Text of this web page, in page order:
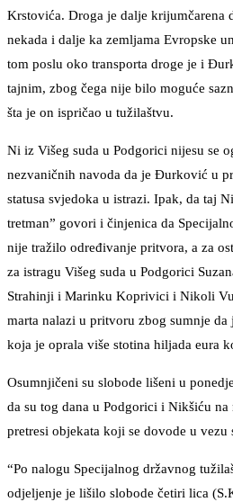
Krstovića. Droga je dalje krijumčarena
nekada i dalje ka zemljama Evropske
tom poslu oko transporta droge je i
tajnim, zbog čega nije bilo moguće
šta je on ispričao u tužilaštvu.
Ni iz Višeg suda u Podgorici nijesu se
nezvaničnih navoda da je Đurković u
statusa svjedoka u istrazi. Ipak, da taj
tretman” govori i činjenica da
nije tražilo određivanje pritvora, a za
za istragu Višeg suda u Podgorici
Strahinji i Marinku Koprivici i Nikoli
marta nalazi u pritvoru zbog sumnje
koja je oprala više stotina hiljada eura
Osumnjičeni su slobode lišeni u
da su tog dana u Podgorici i Nikšiću
pretresi objekata koji se dovode u vezu
“Po nalogu Specijalnog državnog
odjeljenje je lišilo slobode četiri lica